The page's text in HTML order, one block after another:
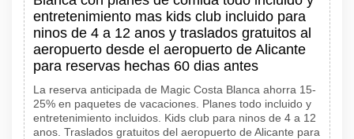
entretenimiento mas kids club incluido para
ninos de 4 a 12 anos y traslados gratuitos al
aeropuerto desde el aeropuerto de Alicante
para reservas hechas 60 dias antes
La reserva anticipada de Magic Costa Blanca ahorra 15-
25% en paquetes de vacaciones. Planes todo incluido y
entretenimiento incluidos. Kids club para ninos de 4 a 12
anos. Traslados gratuitos del aeropuerto de Alicante para